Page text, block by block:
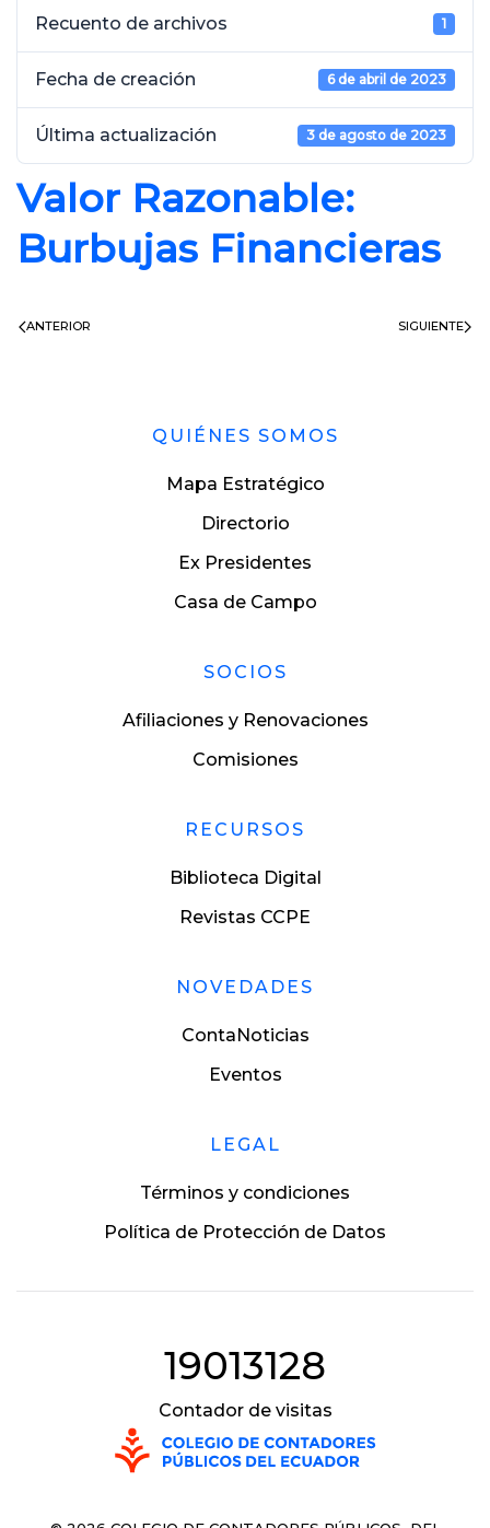
Recuento de archivos 1
Fecha de creación 6 de abril de 2023
Última actualización 3 de agosto de 2023
Valor Razonable:
Burbujas Financieras
ANTERIOR SIGUIENTE
QUIÉNES SOMOS
Mapa Estratégico
Directorio
Ex Presidentes
Casa de Campo
SOCIOS
Afiliaciones y Renovaciones
Comisiones
RECURSOS
Biblioteca Digital
Revistas CCPE
NOVEDADES
ContaNoticias
Eventos
LEGAL
Términos y condiciones
Política de Protección de Datos
19013128
Contador de visitas